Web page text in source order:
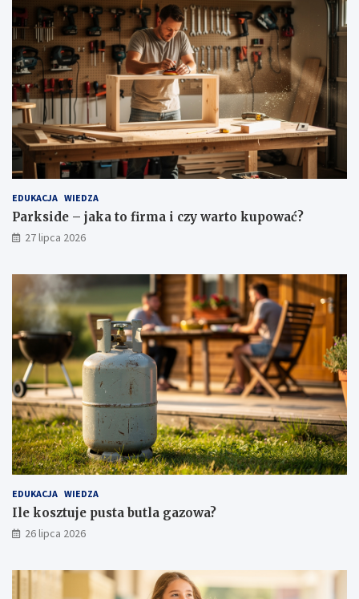
EDUKACJA WIEDZA
Parkside – jaka to firma i czy warto kupować?
27 lipca 2026
EDUKACJA WIEDZA
Ile kosztuje pusta butla gazowa?
26 lipca 2026